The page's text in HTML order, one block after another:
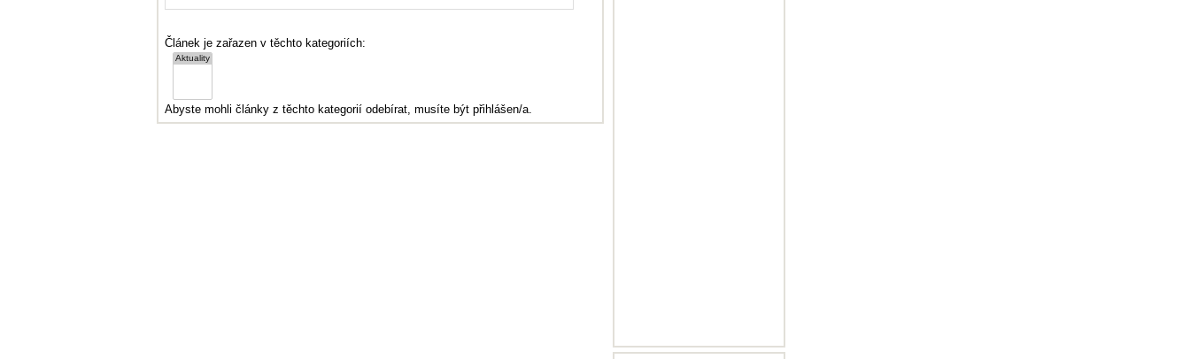
Článek je zařazen v těchto kategoriích:
Abyste mohli články z těchto kategorií odebírat, musíte být přihlášen/a.